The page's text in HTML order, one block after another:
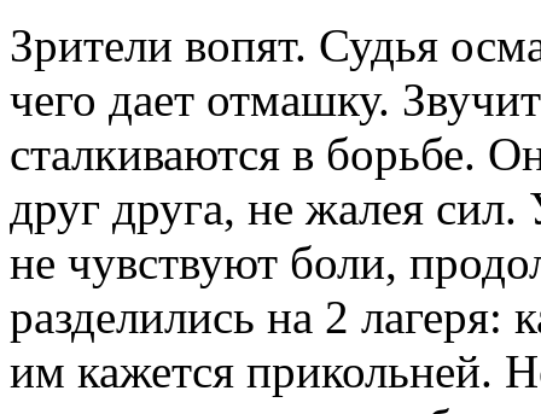
Зрители вопят. Судья
чего дает отмашку.
сталкиваются в борьбе.
друг друга, не жалея
не чувствуют боли,
разделились на 2 лагеря:
им кажется прикольней.